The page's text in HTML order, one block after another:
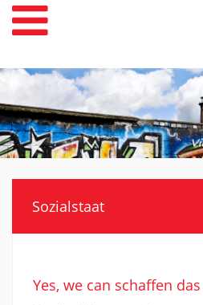
Weiter
zum
Inhalt
Sozialstaat
Yes, we can schaffen das